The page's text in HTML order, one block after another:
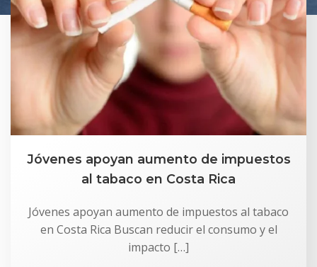
Jóvenes apoyan aumento de impuestos
al tabaco en Costa Rica
Jóvenes apoyan aumento de impuestos al tabaco
en Costa Rica Buscan reducir el consumo y el
impacto […]